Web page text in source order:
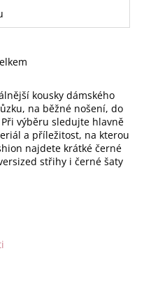
kousky dámského
na běžné nošení, do
výběru sledujte hlavně
a příležitost, na kterou
najdete krátké černé
střihy i černé šaty